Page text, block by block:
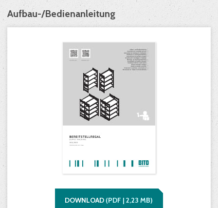
Aufbau-/Bedienanleitung
DOWNLOAD (PDF | 2,23 MB)